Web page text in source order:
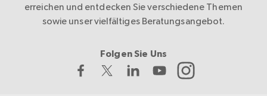
erreichen und entdecken Sie verschiedene Themen
sowie unser vielfältiges Beratungsangebot.
Folgen Sie Uns